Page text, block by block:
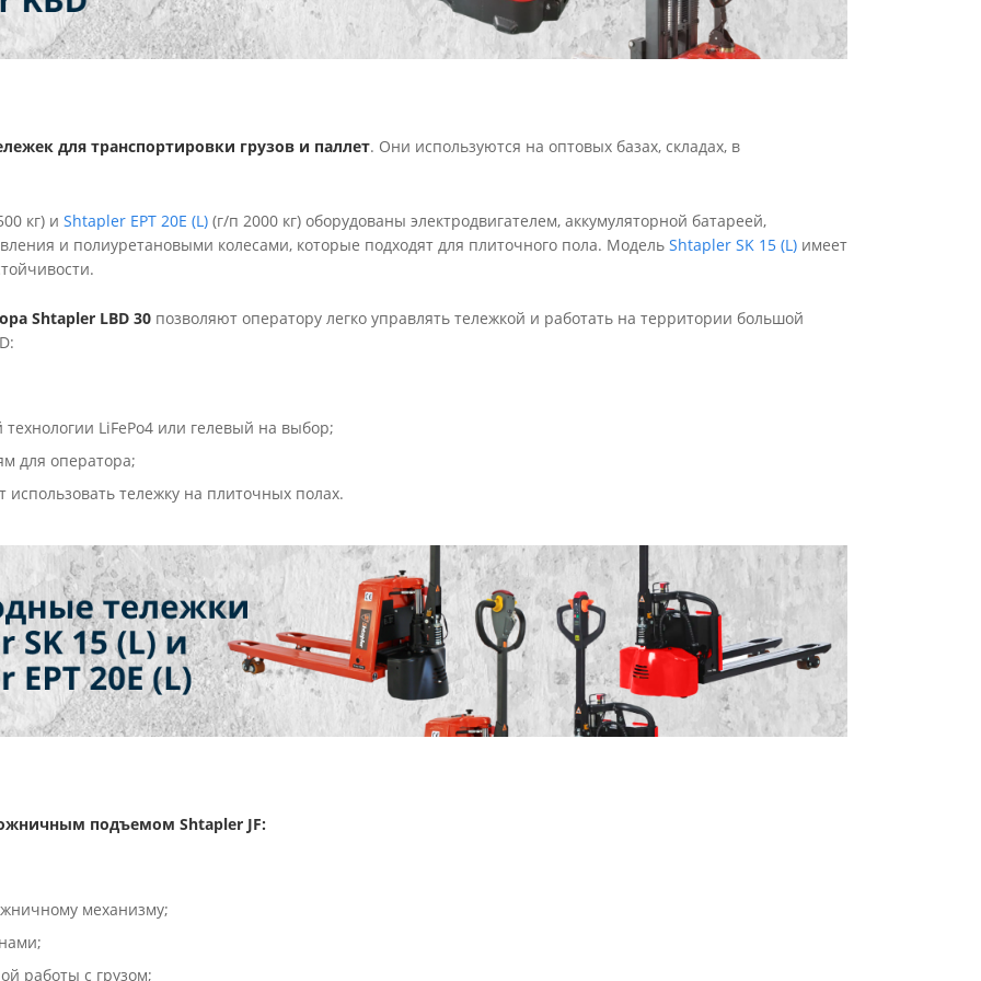
для транспортировки грузов и паллет. Они используются на оптовых базах, складах, в
кг) и Shtapler EPT 20E (L) (г/п 2000 кг) оборудованы электродвигателем, аккумуляторной батареей,
и полиуретановыми колесами, которые подходят для плиточного пола. Модель Shtapler SK 15 (L) имеет
Shtapler LBD 30 позволяют оператору легко управлять тележкой и работать на территории большой
LiFePo4 или гелевый на выбор;
для оператора;
тележку на плиточных полах.
подъемом Shtapler JF:
механизму;
работы с грузом;